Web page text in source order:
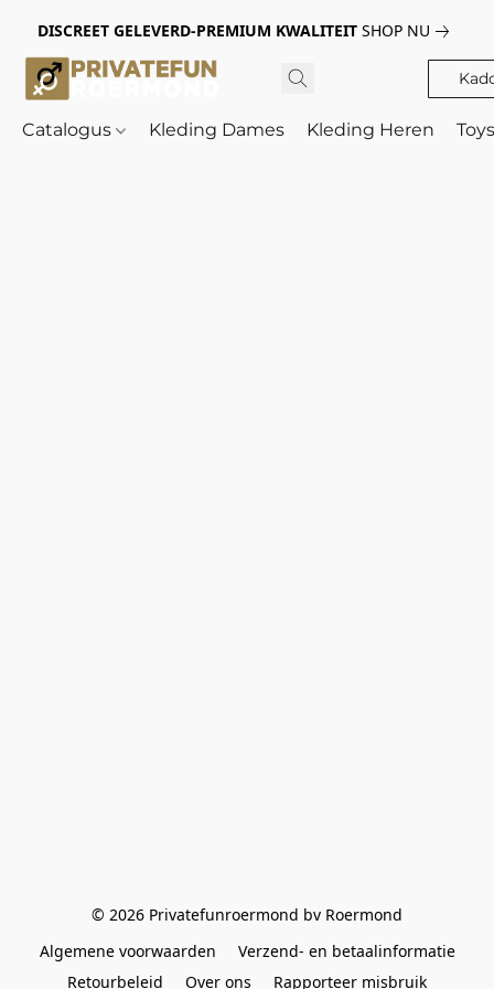
DISCREET GELEVERD-PREMIUM KWALITEIT SHOP NU
Catalogus Kleding Dames Kleding Heren
© 2026 Privatefunroermond bv Roermond
Algemene voorwaarden
Verzend- en betaalinformatie
Retourbeleid
Over ons Rapporteer misbruik